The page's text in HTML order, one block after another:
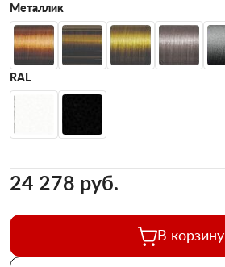
Металлик
RAL
24 278 pуб.
В корзину